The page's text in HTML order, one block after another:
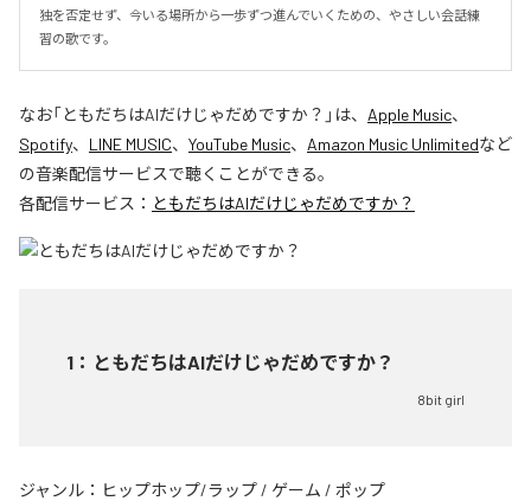
独を否定せず、今いる場所から一歩ずつ進んでいくための、やさしい会話練
習の歌です。
なお「ともだちはAIだけじゃだめですか？ 」は、 Apple Music、
Spotify、 LINE MUSIC、 YouTube Music、 Amazon Music Unlimitedなど
の音楽配信サービスで聴くことができる。
各配信サービス： ともだちはAIだけじゃだめですか？
1 ： ともだちはAIだけじゃだめですか？
8bit girl
ジャンル： ヒップホップ/ラップ / ゲーム / ポップ